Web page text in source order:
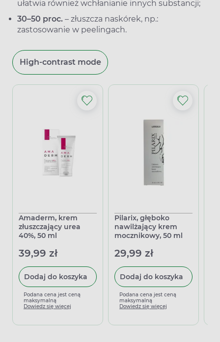
ułatwia również wchłanianie innych substancji;
30–50 proc. – złuszcza naskórek, np.:
zastosowanie w peelingach.
High-contrast mode
Amaderm, krem
złuszczający urea
40%, 50 ml
39,99 zł
Dodaj do koszyka
Podana cena jest ceną
maksymalną
Dowiedz się więcej
Pilarix, głęboko
nawilżający krem
mocznikowy, 50 ml
29,99 zł
Dodaj do koszyka
Podana cena jest ceną
maksymalną
Dowiedz się więcej